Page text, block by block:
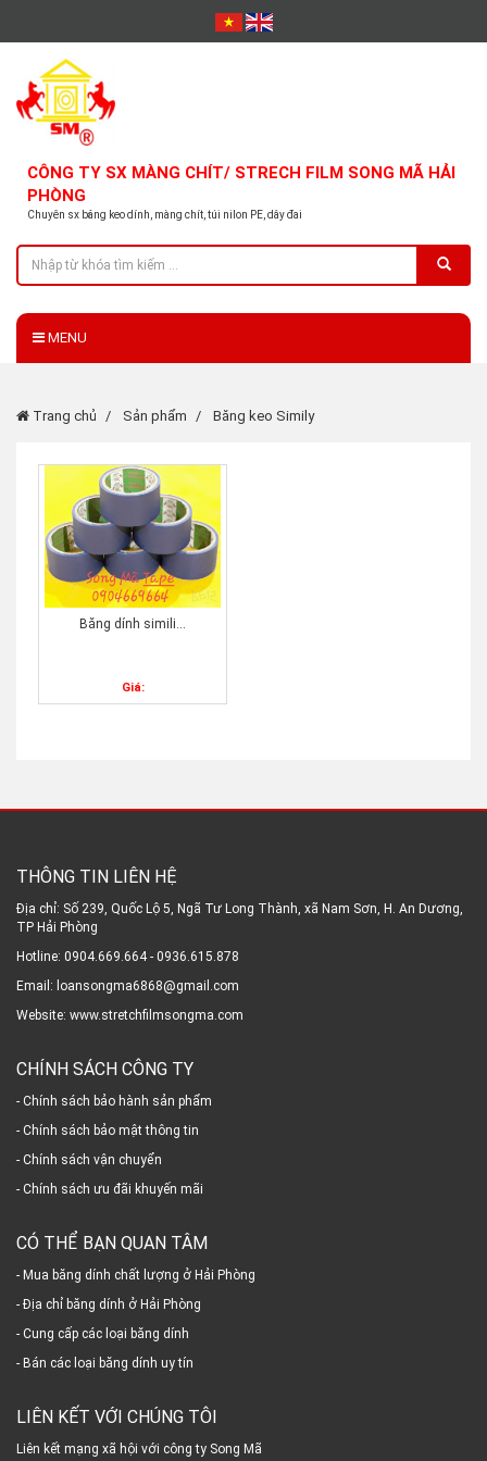
CÔNG TY SX MÀNG CHÍT/ STRECH FILM SONG MÃ HẢI
PHÒNG
Chuyên sx băng keo dính, màng chít, túi nilon PE, dây đai
MENU
Trang chủ Sản phẩm Băng keo Simily
Băng dính simili...
Giá:
THÔNG TIN LIÊN HỆ
Địa chỉ: Số 239, Quốc Lộ 5, Ngã Tư Long Thành, xã Nam Sơn, H. An Dương,
TP Hải Phòng
Hotline: 0904.669.664 - 0936.615.878
Email: loansongma6868@gmail.com
Website: www.stretchfilmsongma.com
CHÍNH SÁCH CÔNG TY
- Chính sách bảo hành sản phẩm
- Chính sách bảo mật thông tin
- Chính sách vận chuyển
- Chính sách ưu đãi khuyến mãi
CÓ THỂ BẠN QUAN TÂM
- Mua băng dính chất lượng ở Hải Phòng
- Địa chỉ băng dính ở Hải Phòng
- Cung cấp các loại băng dính
- Bán các loại băng dính uy tín
LIÊN KẾT VỚI CHÚNG TÔI
Liên kết mạng xã hội với công ty Song Mã